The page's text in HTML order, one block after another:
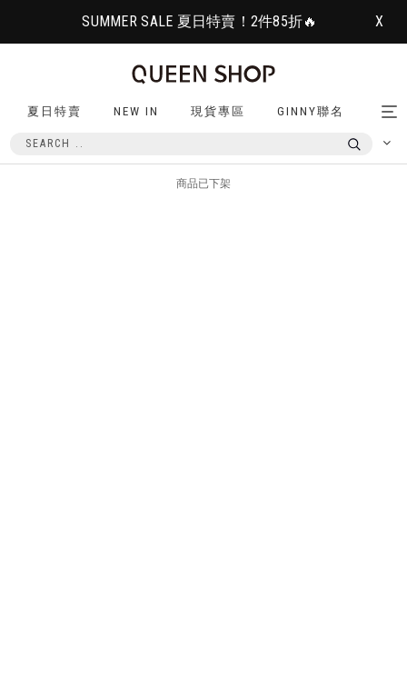
SUMMER SALE 夏日特賣！2件85折🔥 X
夏日特賣 NEW IN 現貨專區 GINNY聯名
商品已下架